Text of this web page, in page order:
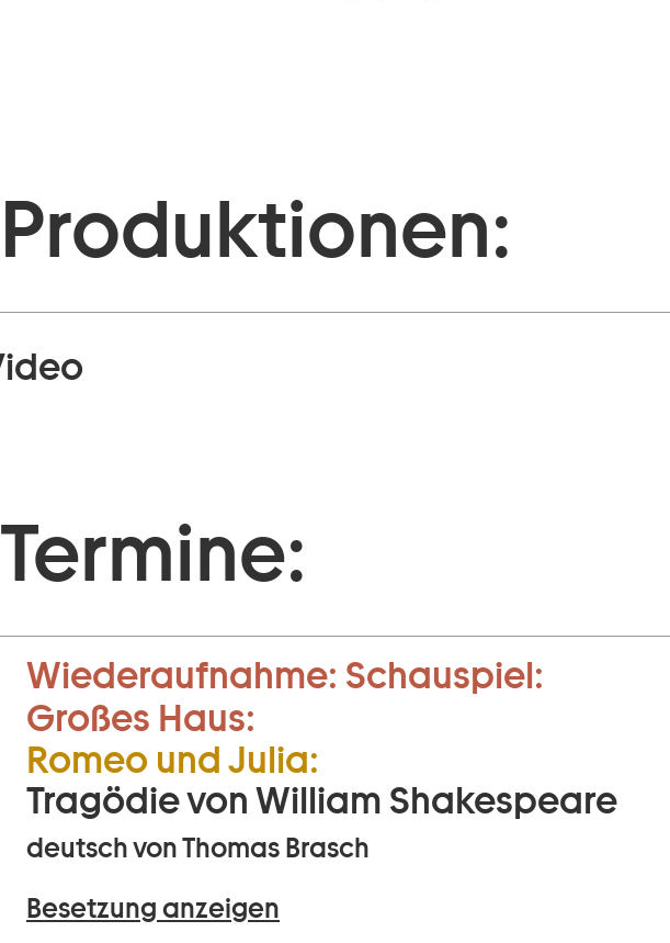
Wiederaufnahme: Schauspiel:
Großes Haus:
Romeo und Julia:
Tragödie von William Shakespeare
deutsch von Thomas Brasch
Besetzung anzeigen